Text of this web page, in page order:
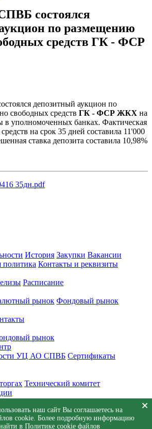
состоялся
по размещению
средств ГК - ФСР
депозитный аукцион по
свободных средств ГК - ФСР ЖКХ на
в уполномоченных банках. Фактическая
на срок 35 дней составила 11'000
ставка депозита составила 10,98%
35дн.pdf
История Закупки Вакансии
политика Контакты и реквизиты
Расписание
рынок Фондовый рынок
рынок
УЦ АО СПВБ Сертификаты
Технический комитет
техническую поддержку
Все права защищены.
наш сайт Вы соглашаетесь на
cookie. Более подробную информацию
в Политике cookie файлов